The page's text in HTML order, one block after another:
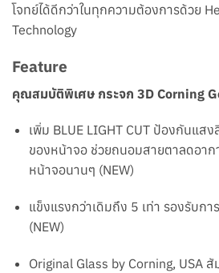
โจทย์ได้ดีกว่าในทุกความต้องการด้วย
Technology
Feature
คุณสมบัติพิเศษ กระจก 3D Corning
เพิ่ม BLUE LIGHT CUT ป้องกันแส
ของหน้าจอ ช่วยถนอมสายตาลดอาก
หน้าจอนานๆ (NEW)
แข็งแรงกว่าเดิมถึง 5 เท่า รองรับกา
(NEW)
Original Glass by Corning, USA